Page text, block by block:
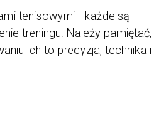
tenisowymi - każde są
treningu. Należy pamiętać,
ich to precyzja, technika i